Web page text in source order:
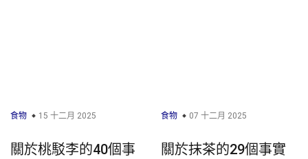
食物 15 十二月 2025
關於桃駁李的40個事
食物 07 十二月 2025
關於抹茶的29個事實